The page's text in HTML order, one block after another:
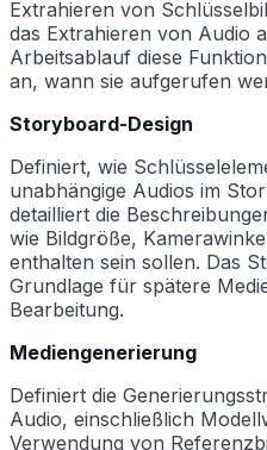
Extrahieren von
das Extrahieren von Audio
Arbeitsablauf diese
an, wann sie aufgerufen
Storyboard-Design
Definiert, wie
unabhängige Audios im
detailliert die
wie Bildgröße,
enthalten sein sollen. Das
Grundlage für spätere
Bearbeitung.
Mediengenerierung
Definiert die
Audio, einschließlich
Verwendung von